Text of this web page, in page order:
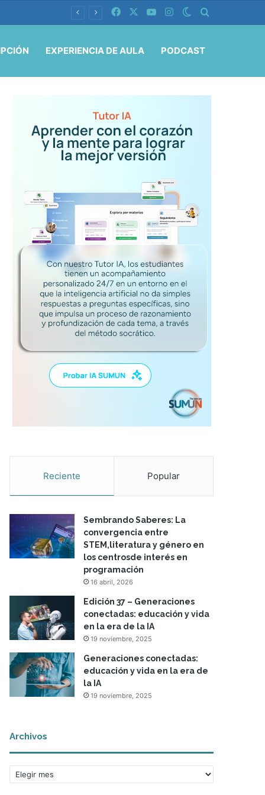
Facebook YouTubeInstagramSwitch skin
EXPERIENCIA DE AULA PODCAST
Reciente Popular
Sembrando Saberes: La
convergencia entre
STEM,literatura y género en
los centrosde interés en
programación
16 abril, 2026
Edición 37 – Generaciones
conectadas: educación y vida
en la era de la IA
19 noviembre, 2025
Generaciones conectadas:
educación y vida en la era de
la IA
19 noviembre, 2025
Archivos
r